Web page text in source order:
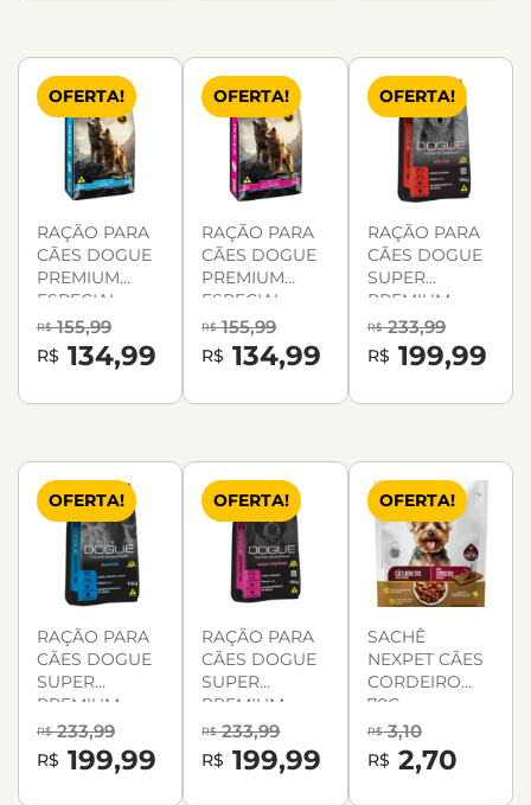
OFERTA!
RAÇÃO PARA
CÃES DOGUE
PREMIUM
ESPECIAL
FILHOTES 15KG
R$155,99
R$ 134,99
OFERTA!
RAÇÃO PARA
CÃES DOGUE
PREMIUM
ESPECIAL
RAÇAS
PEQUENAS
15KG
R$155,99
R$ 134,99
OFERTA!
RAÇÃO PARA
CÃES DOGUE
SUPER
PREMIUM
ADULTO 15KG
R$233,99
R$ 199,99
OFERTA!
RAÇÃO PARA
CÃES DOGUE
SUPER
PREMIUM
FILHOTES 15KG
R$233,99
R$ 199,99
OFERTA!
RAÇÃO PARA
CÃES DOGUE
SUPER
PREMIUM
RAÇAS
PEQUENAS
15KG
R$233,99
R$ 199,99
OFERTA!
SACHÊ
NEXPET CÃES
CORDEIRO
70G
R$3,10
R$ 2,70